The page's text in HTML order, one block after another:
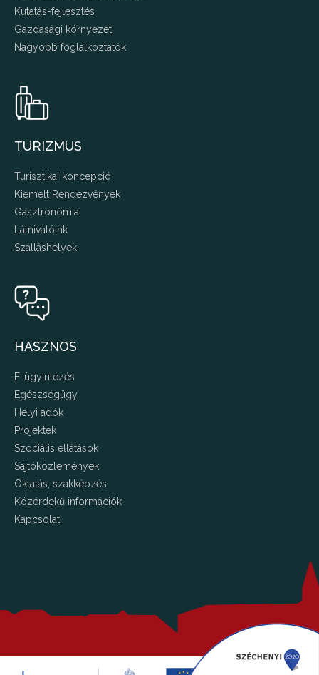
Kutatás-fejlesztés
Gazdasági környezet
Nagyobb foglalkoztatók
TURIZMUS
Turisztikai koncepció
Kiemelt Rendezvények
Gasztronómia
Látnivalóink
Szálláshelyek
HASZNOS
E-ügyintézés
Egészségügy
Helyi adók
Projektek
Szociális ellátások
Sajtóközlemények
Oktatás, szakképzés
Közérdekű információk
Kapcsolat